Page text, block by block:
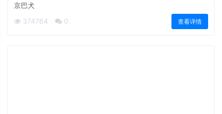
京巴犬
374764
0 查看详情